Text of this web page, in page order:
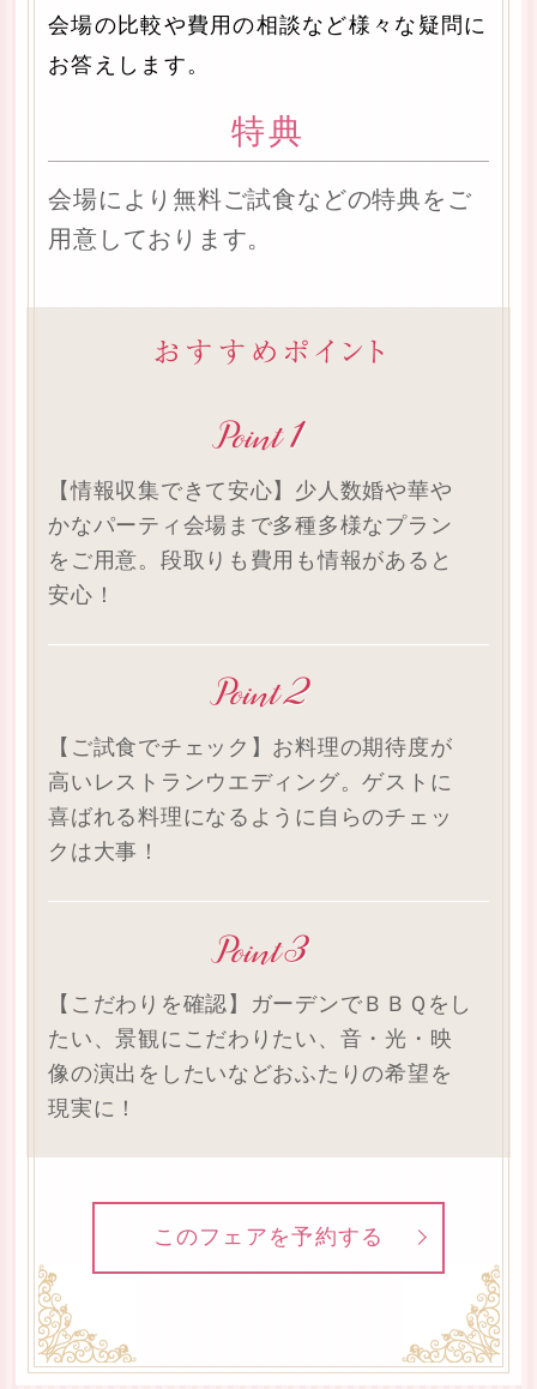
会場の比較や費用の相談など様々な疑問に
お答えします。
特典
会場により無料ご試食などの特典をご
用意しております。
【情報収集できて安心】少人数婚や華や
かなパーティ会場まで多種多様なプラン
をご用意。段取りも費用も情報があると
安心！
【ご試食でチェック】お料理の期待度が
高いレストランウエディング。ゲストに
喜ばれる料理になるように自らのチェッ
クは大事！
【こだわりを確認】ガーデンでＢＢＱをし
たい、景観にこだわりたい、音・光・映
像の演出をしたいなどおふたりの希望を
現実に！
このフェアを予約する